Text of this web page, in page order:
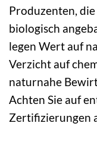
Produzenten,
biologisch
legen Wert auf
Verzicht auf
naturnahe
Achten Sie auf
Zertifizierungen